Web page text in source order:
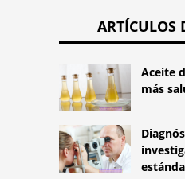
ARTÍCULOS
Aceite
más